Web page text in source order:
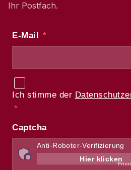
Ihr Postfach.